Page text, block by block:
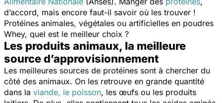
d’accord, mais encore faut-il savoir où les trouver !
Protéines animales, végétales ou artificielles en poudres
Whey, quel est le meilleur choix ?
Les produits animaux, la meilleure
source d’approvisionnement
Les meilleures sources de protéines sont à chercher du
côté des animaux. On les retrouve en grande quantité
dans la viande, le poisson, les œufs ou les produits